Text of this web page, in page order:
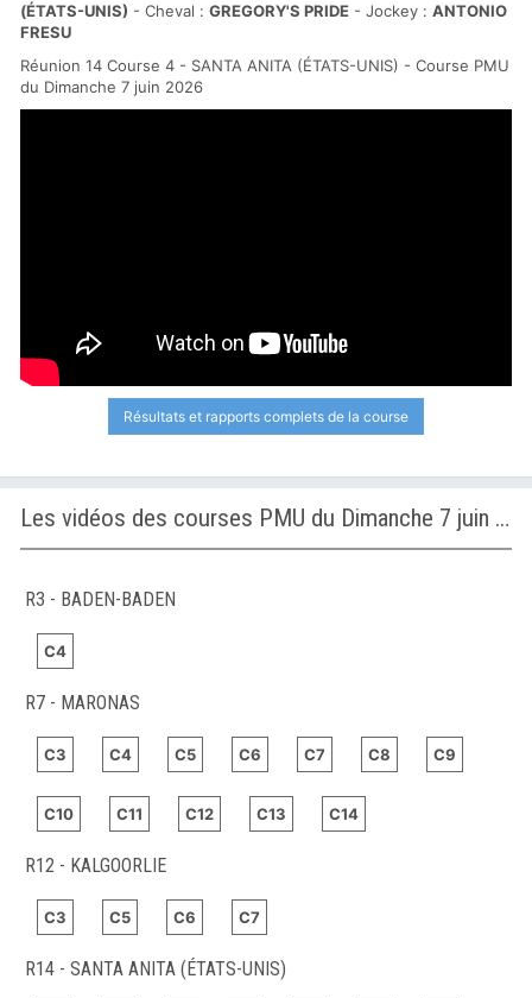
(ÉTATS-UNIS) - Cheval : GREGORY'S PRIDE - Jockey : ANTONIO
FRESU
Réunion 14 Course 4 - SANTA ANITA (ÉTATS-UNIS) - Course PMU
du Dimanche 7 juin 2026
Résultats et rapports complets de la course
Les vidéos des courses PMU du Dimanche 7 juin 2026
R3 - BADEN-BADEN
C4
R7 - MARONAS
C3 C4 C5 C6 C7 C8 C9
C10 C11 C12 C13 C14
R12 - KALGOORLIE
C3 C5 C6 C7
R14 - SANTA ANITA (ÉTATS-UNIS)